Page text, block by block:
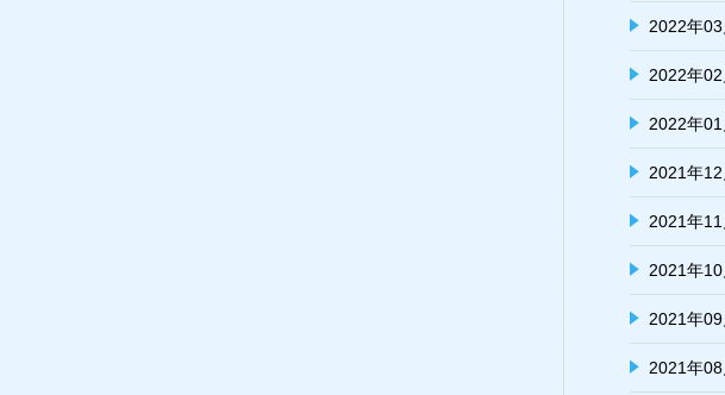
2022年03
2022年02
2022年01
2021年12
2021年11
2021年10
2021年09
2021年08